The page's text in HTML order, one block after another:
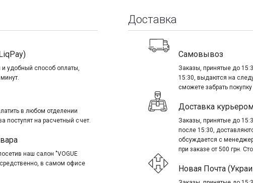
и удобный способ оплаты,
в любом отделении
поступят на расчетный счет.
наш салон "VOGUE
в самом офисе
Доставка
Самовывоз
Заказы, принятые до
15:30, выдаются на
сможете забрать
Доставка
Заказы, принятые до
после 15:30,
обсуждается с
при заказе от 500 грн.
Новая Почта